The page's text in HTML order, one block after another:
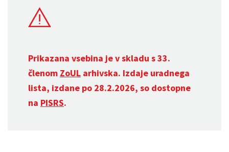
Prikazana vsebina je v skladu s 33.
členom ZoUL arhivska. Izdaje uradnega
lista, izdane po 28.2.2026, so dostopne
na PISRS.